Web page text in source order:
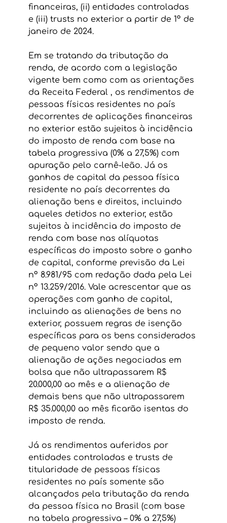
financeiras, (ii) entidades controladas
e (iii) trusts no exterior a partir de 1º de
janeiro de 2024.
Em se tratando da tributação da
renda, de acordo com a legislação
vigente bem como com as orientações
da Receita Federal , os rendimentos de
pessoas físicas residentes no país
decorrentes de aplicações financeiras
no exterior estão sujeitos à incidência
do imposto de renda com base na
tabela progressiva (0% a 27,5%) com
apuração pelo carnê-leão. Já os
ganhos de capital da pessoa física
residente no país decorrentes da
alienação bens e direitos, incluindo
aqueles detidos no exterior, estão
sujeitos à incidência do imposto de
renda com base nas alíquotas
específicas do imposto sobre o ganho
de capital, conforme previsão da Lei
nº 8.981/95 com redação dada pela Lei
nº 13.259/2016. Vale acrescentar que as
operações com ganho de capital,
incluindo as alienações de bens no
exterior, possuem regras de isenção
específicas para os bens considerados
de pequeno valor sendo que a
alienação de ações negociadas em
bolsa que não ultrapassarem R$
20.000,00 ao mês e a alienação de
demais bens que não ultrapassarem
R$ 35.000,00 ao mês ficarão isentas do
imposto de renda.
Já os rendimentos auferidos por
entidades controladas e trusts de
titularidade de pessoas físicas
residentes no país somente são
alcançados pela tributação da renda
da pessoa física no Brasil (com base
na tabela progressiva – 0% a 27,5%)